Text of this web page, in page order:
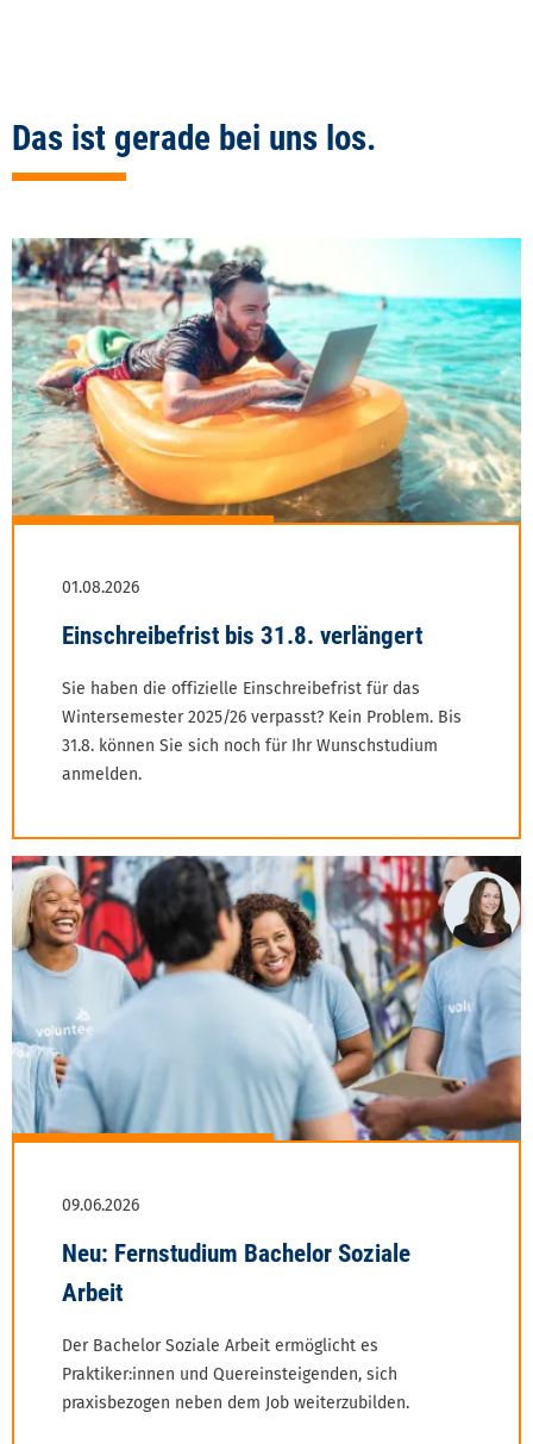
Das ist gerade bei uns los.
Sie haben die offizielle Einschreibefrist für das
Wintersemester 2025/26 verpasst? Kein Problem. Bis
31.8. können Sie sich noch für Ihr Wunschstudium
anmelden.
Der Bachelor Soziale Arbeit ermöglicht es
Praktiker:innen und Quereinsteigenden, sich
praxis­bezogen neben dem Job weiterzubilden.